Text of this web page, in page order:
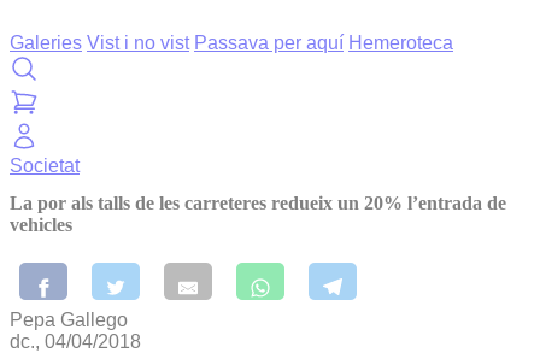
Galeries Vist i no vist Passava per aquí Hemeroteca
Societat
La por als talls de les carreteres redueix un 20% l’entrada de
vehicles
Pepa Gallego
dc., 04/04/2018